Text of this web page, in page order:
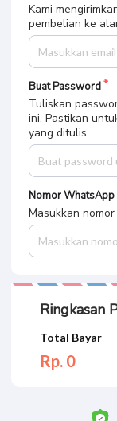
Kami
pembelian ke
Buat Password
Tuliskan
ini. Pastikan
yang ditulis.
Nomor WhatsApp
Masukkan
Ringkasan
Total Bayar
Rp. 0